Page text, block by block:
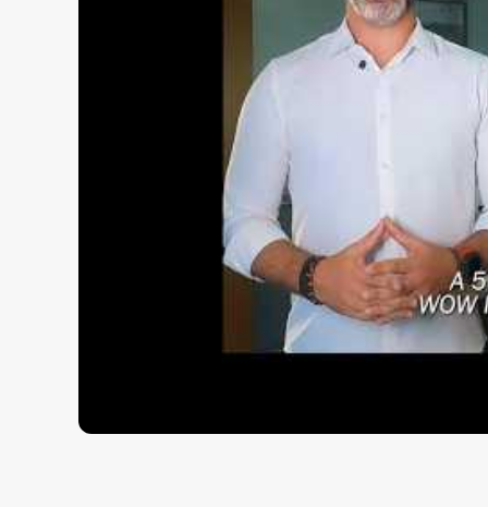
Quadra Poliesportiva
Para saber mais fale com a imobiliária em